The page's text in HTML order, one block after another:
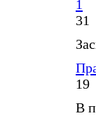
1
31
19
В